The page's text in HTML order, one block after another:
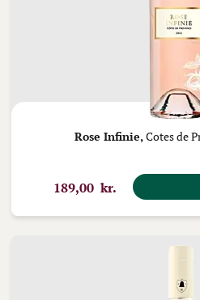
Rose Infinie,Cotes de
189,00 kr.